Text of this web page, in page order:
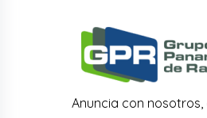
Anuncia con nosotros,